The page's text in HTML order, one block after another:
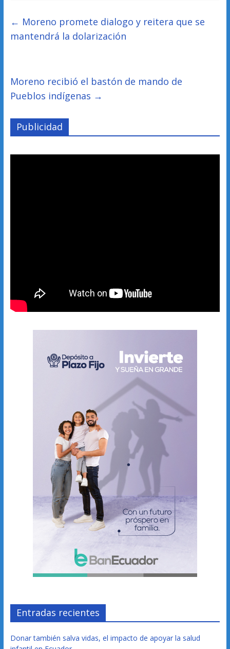
← Moreno promete dialogo y reitera que se
mantendrá la dolarización
Moreno recibió el bastón de mando de
Pueblos indígenas →
Publicidad
Entradas recientes
Donar también salva vidas, el impacto de apoyar la salud